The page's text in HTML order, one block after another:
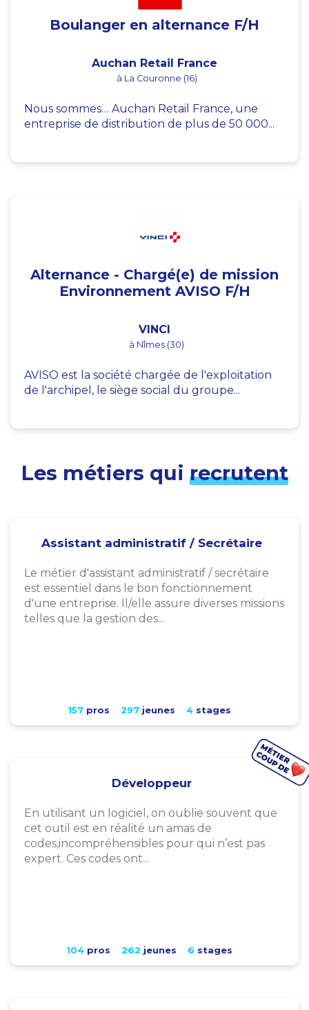
Boulanger en alternance F/H
Auchan Retail France
à La Couronne (16)
Nous sommes… Auchan Retail France, une
entreprise de distribution de plus de 50 000...
Alternance - Chargé(e) de mission
Environnement AVISO F/H
VINCI
à Nîmes (30)
AVISO est la société chargée de l'exploitation
de l'archipel, le siège social du groupe...
Les métiers qui recrutent
Assistant administratif / Secrétaire
Le métier d'assistant administratif / secrétaire
est essentiel dans le bon fonctionnement
d'une entreprise. Il/elle assure diverses missions
telles que la gestion des...
157pros 297jeunes 4stages
Développeur
En utilisant un logiciel, on oublie souvent que
cet outil est en réalité un amas de
codes,incompréhensibles pour qui n’est pas
expert. Ces codes ont...
104pros 262 jeunes 6 stages